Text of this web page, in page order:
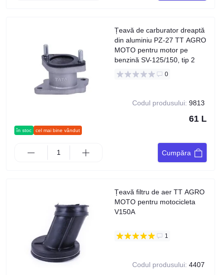
în stoc cel mai bine vândut
Țeavă de carburator dreaptă
din aluminiu PZ-27 TT AGRO
MOTO pentru motor pe
benzină SV-125/150, tip 2
0
Codul produsului: 9813
61 L
Cumpăra
Țeavă filtru de aer TT AGRO
MOTO pentru motocicleta
V150A
1
Codul produsului: 4407